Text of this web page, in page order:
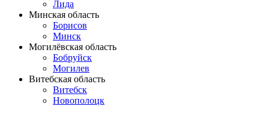
Лида
Минская область
Борисов
Минск
Могилёвская область
Бобруйск
Могилев
Витебская область
Витебск
Новополоцк